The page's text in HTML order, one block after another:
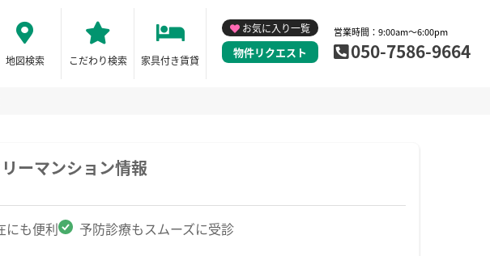
地図検索 こだわり検索 家具付き賃貸
お気に入り一覧
物件リクエスト
営業時間：9:00am～6:00pm
050-7586-9664
ーマンション情報
にも便利 予防診療もスムーズに受診